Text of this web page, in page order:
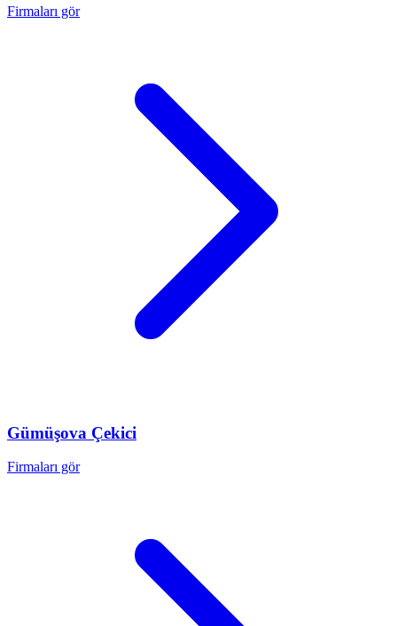
Firmaları gör
Gümüşova Çekici
Firmaları gör